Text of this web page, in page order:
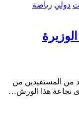
دولي رياضة
من المستفيدين من
نجاعة هذا الورش…